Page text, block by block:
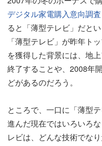
デジタル家電購入意向調
ると「薄型テレビ」だとい
「薄型テレビ」が昨年ト
を獲得した背景には、地
終了することや、2008年
どがあるのだろう。
ところで、一口に「薄型
進んだ現在ではいろいろ
レビは、どんな技術でな